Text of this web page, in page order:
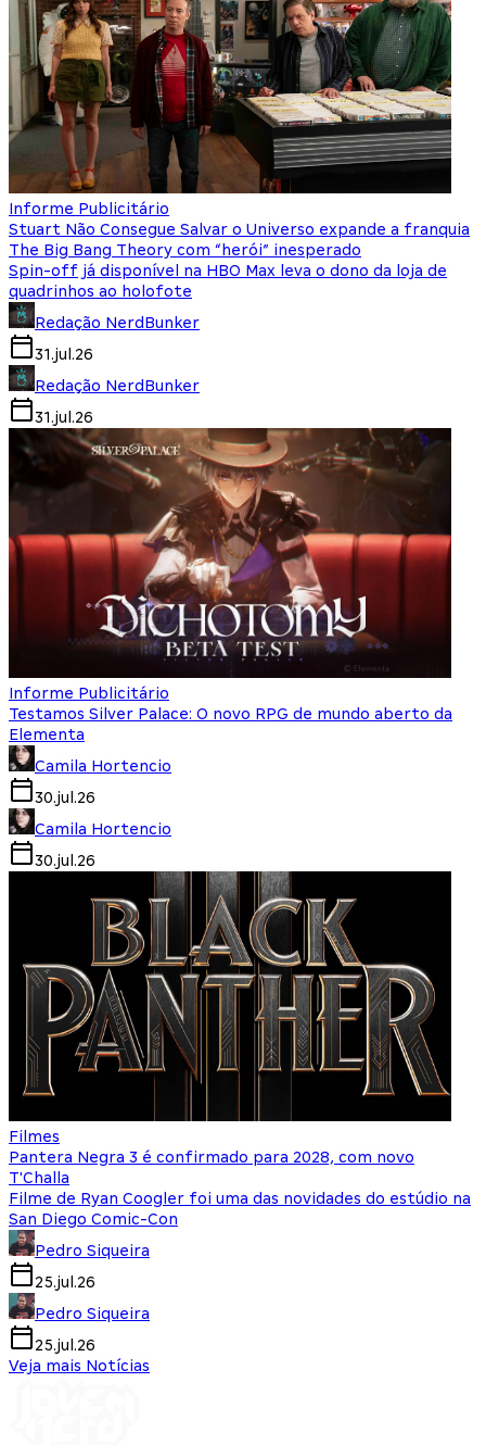
Informe Publicitário
Stuart Não Consegue Salvar o Universo expande a franquia
The Big Bang Theory com “herói” inesperado
Spin-off já disponível na HBO Max leva o dono da loja de
quadrinhos ao holofote
Redação NerdBunker
31.jul.26
Redação NerdBunker
31.jul.26
Informe Publicitário
Testamos Silver Palace: O novo RPG de mundo aberto da
Elementa
Camila Hortencio
30.jul.26
Camila Hortencio
30.jul.26
Filmes
Pantera Negra 3 é confirmado para 2028, com novo
T'Challa
Filme de Ryan Coogler foi uma das novidades do estúdio na
San Diego Comic-Con
Pedro Siqueira
25.jul.26
Pedro Siqueira
25.jul.26
Veja mais Notícias